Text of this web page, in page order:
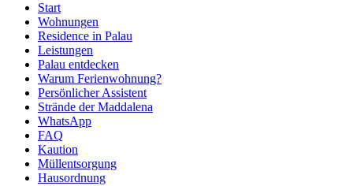
Start
Wohnungen
Residence in Palau
Leistungen
Palau entdecken
Warum Ferienwohnung?
Persönlicher Assistent
Strände der Maddalena
WhatsApp
FAQ
Kaution
Müllentsorgung
Hausordnung